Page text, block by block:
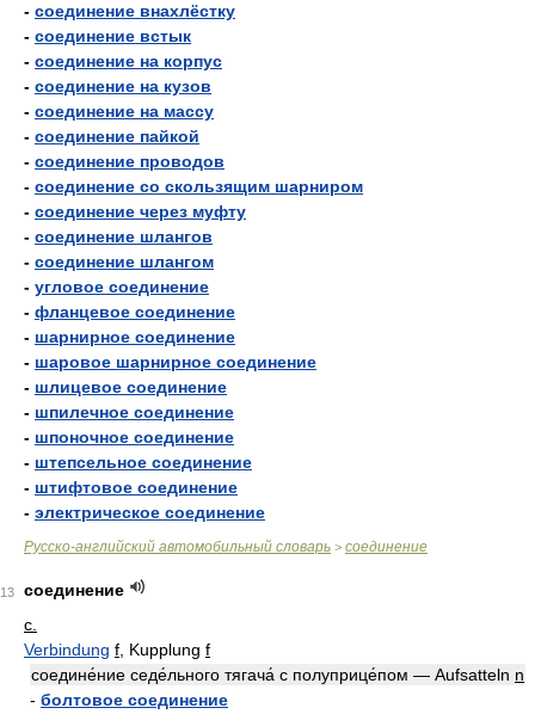
- соединение внахлёстку
- соединение встык
- соединение на корпус
- соединение на кузов
- соединение на массу
- соединение пайкой
- соединение проводов
- соединение со скользящим шарниром
- соединение через муфту
- соединение шлангов
- соединение шлангом
- угловое соединение
- фланцевое соединение
- шарнирное соединение
- шаровое шарнирное соединение
- шлицевое соединение
- шпилечное соединение
- шпоночное соединение
- штепсельное соединение
- штифтовое соединение
- электрическое соединение
Русско-английский автомобильный словарь > соединение
13
соединение
с.
Verbindung f , Kupplung f
соедине́ние седе́льного тягача́ с полуприце́пом — Aufsatteln n
- болтовое соединение